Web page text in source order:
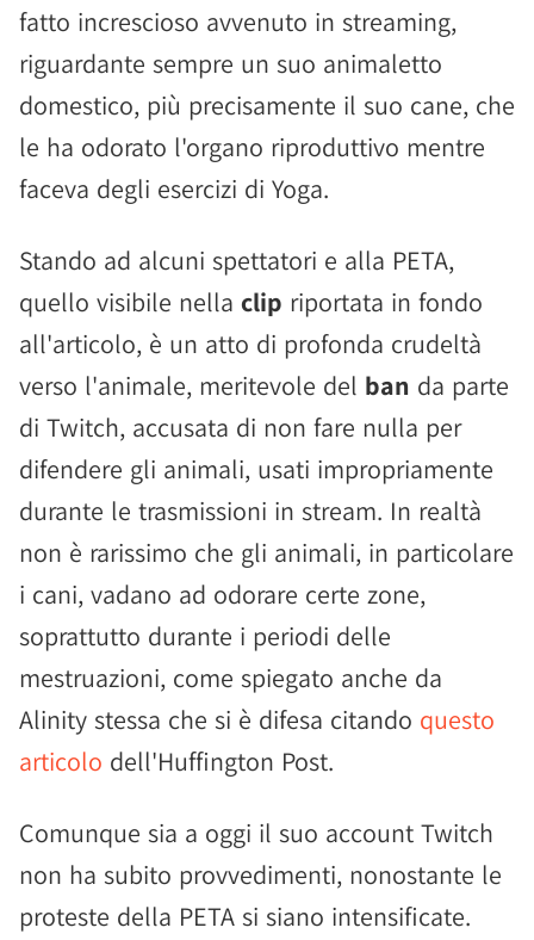
fatto increscioso avvenuto in streaming,
riguardante sempre un suo animaletto
domestico, più precisamente il suo cane, che
le ha odorato l'organo riproduttivo mentre
faceva degli esercizi di Yoga.
Stando ad alcuni spettatori e alla PETA,
quello visibile nella clip riportata in fondo
all'articolo, è un atto di profonda crudeltà
verso l'animale, meritevole del ban da parte
di Twitch, accusata di non fare nulla per
difendere gli animali, usati impropriamente
durante le trasmissioni in stream. In realtà
non è rarissimo che gli animali, in particolare
i cani, vadano ad odorare certe zone,
soprattutto durante i periodi delle
mestruazioni, come spiegato anche da
Alinity stessa che si è difesa citando questo
articolo dell'Huffington Post.
Comunque sia a oggi il suo account Twitch
non ha subito provvedimenti, nonostante le
proteste della PETA si siano intensificate.